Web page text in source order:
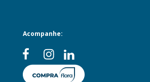
Acompanhe: